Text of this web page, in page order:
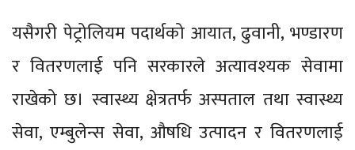
यसैगरी पेट्रोलियम पदार्थको आयात, ढुवानी, भण्डारण
र वितरणलाई पनि सरकारले अत्यावश्यक सेवामा
राखेको छ। स्वास्थ्य क्षेत्रतर्फ अस्पताल तथा स्वास्थ्य
सेवा, एम्बुलेन्स सेवा, औषधि उत्पादन र वितरणलाई